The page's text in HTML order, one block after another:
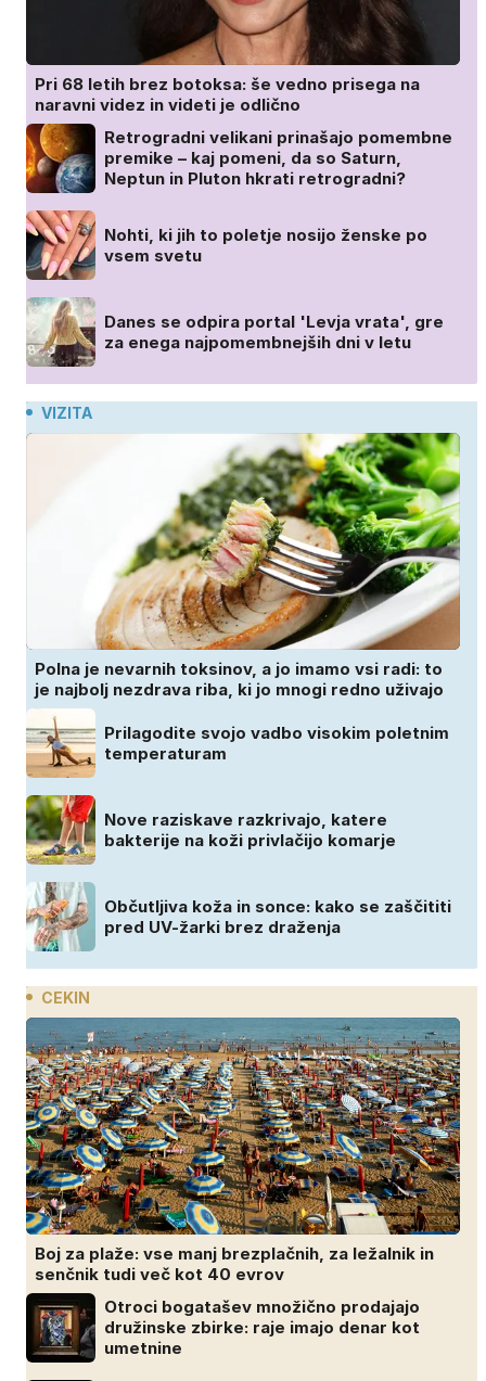
Pri 68 letih brez botoksa: še vedno prisega na
naravni videz in videti je odlično
Retrogradni velikani prinašajo pomembne
premike – kaj pomeni, da so Saturn,
Neptun in Pluton hkrati retrogradni?
Nohti, ki jih to poletje nosijo ženske po
vsem svetu
Danes se odpira portal 'Levja vrata', gre
za enega najpomembnejših dni v letu
VIZITA
Polna je nevarnih toksinov, a jo imamo vsi radi: to
je najbolj nezdrava riba, ki jo mnogi redno uživajo
Prilagodite svojo vadbo visokim poletnim
temperaturam
Nove raziskave razkrivajo, katere
bakterije na koži privlačijo komarje
Občutljiva koža in sonce: kako se zaščititi
pred UV-žarki brez draženja
CEKIN
Boj za plaže: vse manj brezplačnih, za ležalnik in
senčnik tudi več kot 40 evrov
Otroci bogatašev množično prodajajo
družinske zbirke: raje imajo denar kot
umetnine